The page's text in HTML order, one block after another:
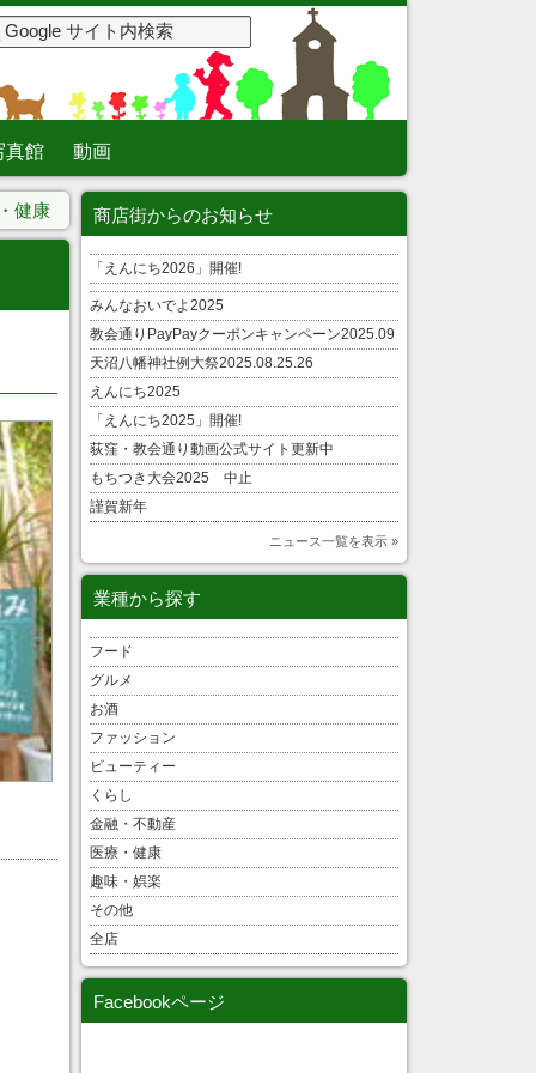
真館 動画
健康 商店街からのお知らせ
「えんにち2026」開催!
みんなおいでよ2025
教会通りPayPayクーポンキャンペーン2025.09
天沼八幡神社例大祭2025.08.25.26
えんにち2025
「えんにち2025」開催!
荻窪・教会通り動画公式サイト更新中
もちつき大会2025 中止
謹賀新年
ニュース一覧を表示 »
業種から探す
フード
グルメ
お酒
ファッション
ビューティー
くらし
金融・不動産
医療・健康
趣味・娯楽
その他
全店
Facebookページ